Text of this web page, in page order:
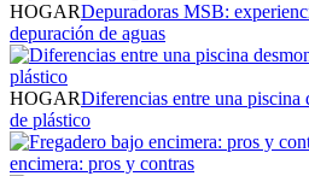
HOGARDepuradoras MSB:
depuración de aguas
HOGARDiferencias entre una piscina
de plástico
encimera: pros y contras